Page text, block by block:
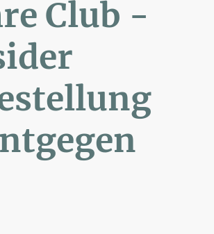
Club -